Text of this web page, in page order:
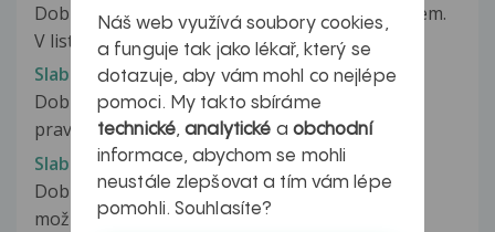
Dobrý den, chtěla bych se poradit s gynekologem.
V listopadu 2020 jsem začala...
Slabá menstruace
Dobrý den, je mi 24 let, doposud s poměrně
pravidelnou menstruací. Hormonální...
Slabá menstruace
Dobrý den, chtěla jsem se Vás zeptat jestli je
možné, abych byla těhotná když...
Náš web využívá soubory cookies,
a funguje tak jako lékař, který se
dotazuje, aby vám mohl co nejlépe
pomoci. My takto sbíráme
technické,analytické a obchodní
informace, abychom se mohli
neustále zlepšovat a tím vám lépe
pomohli. Souhlasíte?